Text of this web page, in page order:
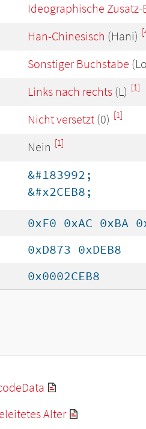
Ideographische Zusatz-
Han-Chinesisch (Hani)
Sonstiger Buchstabe
Links nach rechts (L) [1]
Nicht versetzt (0) [1]
Nein [1]
&#183992;
&#x2CEB8;
0xF0 0xAC 0xBA
0xD873 0xDEB8
0x0002CEB8
Alter